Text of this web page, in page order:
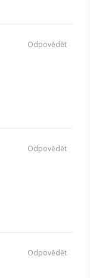
Odpovědět
Odpovědět
Odpovědět